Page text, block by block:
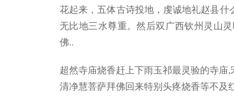
花起来，五体古诗投地，虔诚地礼赵县
无比地三水尊重。然后双广西钦州灵山
佛..
超然寺庙烧香赶上下雨玉祁最灵验的寺
清净慧菩萨拜佛回来特别头疼烧香等不及